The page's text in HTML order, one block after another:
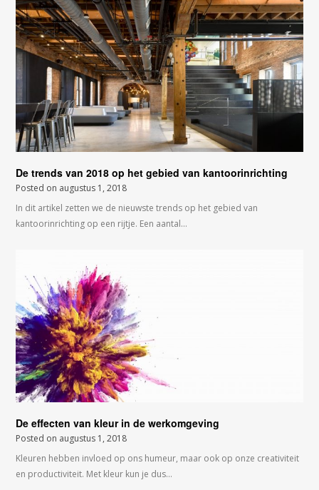
De trends van 2018 op het gebied van kantoorinrichting
Posted on augustus 1, 2018
In dit artikel zetten we de nieuwste trends op het gebied van
kantoorinrichting op een rijtje. Een aantal…
De effecten van kleur in de werkomgeving
Posted on augustus 1, 2018
Kleuren hebben invloed op ons humeur, maar ook op onze creativiteit
en productiviteit. Met kleur kun je dus…